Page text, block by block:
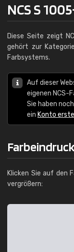
NCS S
Diese Seite zeigt
gehört zur Kategorie
Farbsystems.
Auf dieser
eigenen NCS-
Sie haben
ein Konto
Klicken Sie auf den
vergrößern: